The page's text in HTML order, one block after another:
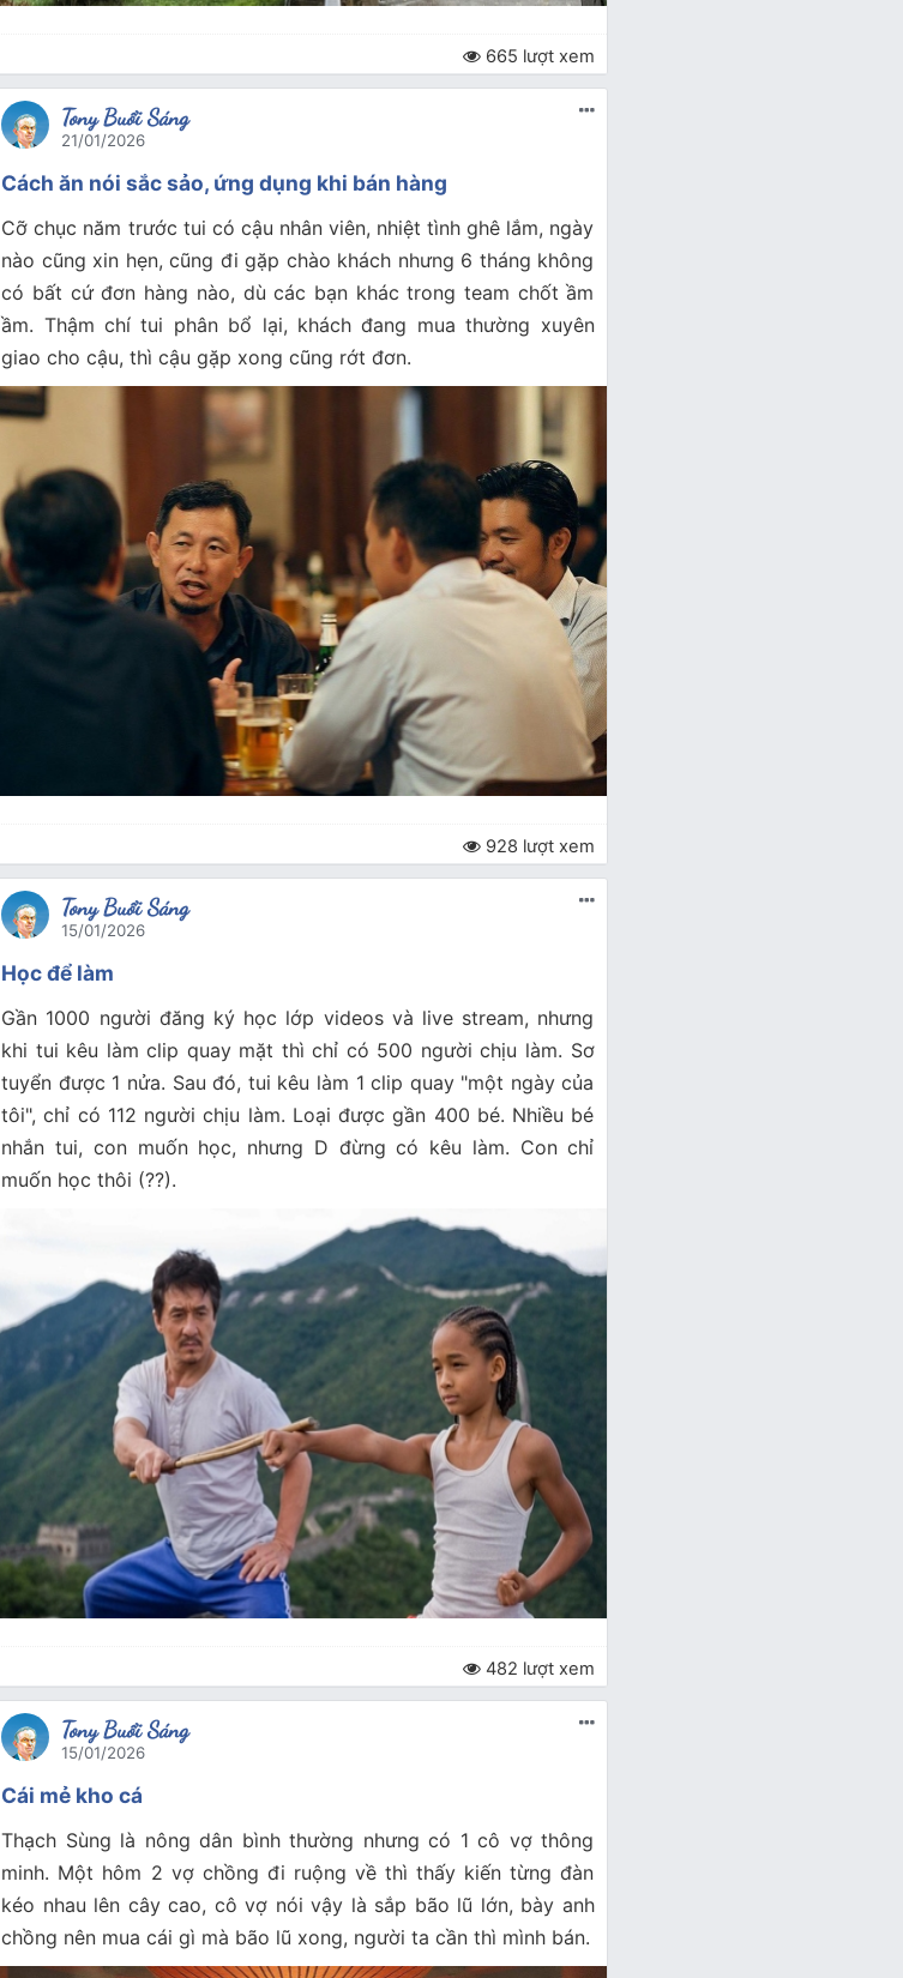
665 lượt xem
Tony Buổi Sáng
21/01/2026
Cách ăn nói sắc sảo, ứng dụng khi bán hàng
Cỡ chục năm trước tui có cậu nhân viên, nhiệt tình ghê lắm, ngày
nào cũng xin hẹn, cũng đi gặp chào khách nhưng 6 tháng không
có bất cứ đơn hàng nào, dù các bạn khác trong team chốt ầm
ầm. Thậm chí tui phân bổ lại, khách đang mua thường xuyên
giao cho cậu, thì cậu gặp xong cũng rớt đơn.
928 lượt xem
Tony Buổi Sáng
15/01/2026
Học để làm
Gần 1000 người đăng ký học lớp videos và live stream, nhưng
khi tui kêu làm clip quay mặt thì chỉ có 500 người chịu làm. Sơ
tuyển được 1 nửa. Sau đó, tui kêu làm 1 clip quay "một ngày của
tôi", chỉ có 112 người chịu làm. Loại được gần 400 bé. Nhiều bé
nhắn tui, con muốn học, nhưng D đừng có kêu làm. Con chỉ
muốn học thôi (??).
482 lượt xem
Tony Buổi Sáng
15/01/2026
Cái mẻ kho cá
Thạch Sùng là nông dân bình thường nhưng có 1 cô vợ thông
minh. Một hôm 2 vợ chồng đi ruộng về thì thấy kiến từng đàn
kéo nhau lên cây cao, cô vợ nói vậy là sắp bão lũ lớn, bày anh
chồng nên mua cái gì mà bão lũ xong, người ta cần thì mình bán.